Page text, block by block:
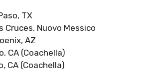
TX
Cruces, Nuovo Messico
AZ
CA (Coachella)
CA (Coachella)